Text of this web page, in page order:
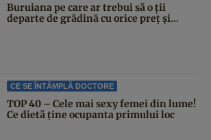
Buruiana pe care ar trebui să o ții
departe de grădină cu orice preț și...
CE SE ÎNTÂMPLĂ DOCTORE
TOP 40 – Cele mai sexy femei din lume!
Ce dietă ține ocupanta primului loc